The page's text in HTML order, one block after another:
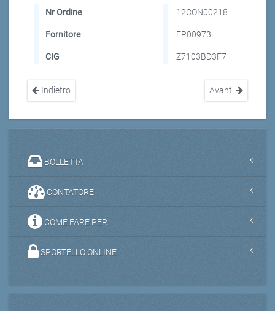
Nr Ordine 12CON00218
Fornitore FP00973
CIG Z7103BD3F7
Indietro Avanti
BOLLETTA
CONTATORE
COME FARE PER...
SPORTELLO ONLINE